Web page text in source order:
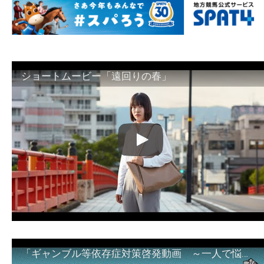
ショートムービー「遠回りの春」
「ギャンブル等依存症対策啓発動画 ～一人で悩まず、家族で悩まず、まず！相談機関へ～」